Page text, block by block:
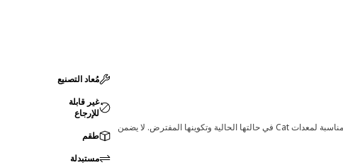
قد تؤدي أي تغييرات في ضبط الشركة المصنعة إلى عدم ملاءمة المنتج لمعدات Cat لديك. يرجى استشارة وكيل Cat لديك قبل الشراء للتأكد من أن هذه القطعة مناسبة لمعدات Cat في حالتها الحالية وتكوينها المفترض. لا يضمن
مُعاد التصنيع
غير قابلة
للإرجاع
طقم
مستبدلة